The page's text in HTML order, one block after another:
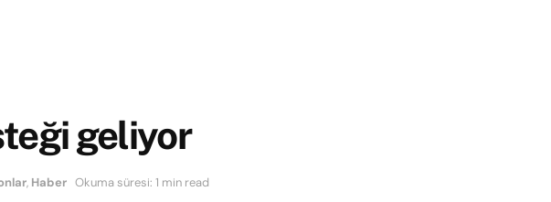
geliyor
, Haber Okuma süresi: 1 min read